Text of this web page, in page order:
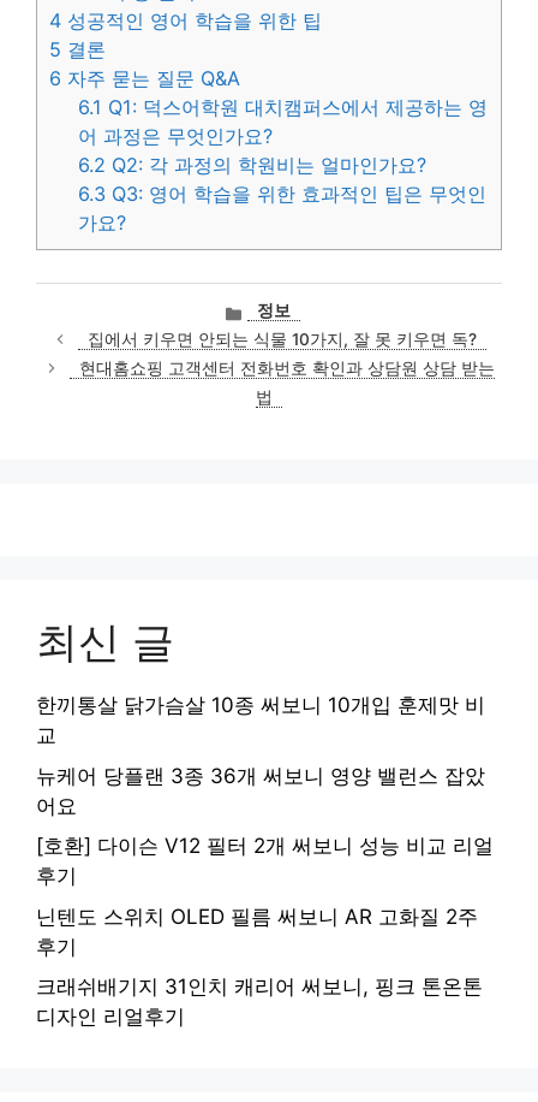
4 성공적인 영어 학습을 위한 팁
5 결론
6 자주 묻는 질문 Q&A
6.1 Q1: 덕스어학원 대치캠퍼스에서 제공하는 영
어 과정은 무엇인가요?
6.2 Q2: 각 과정의 학원비는 얼마인가요?
6.3 Q3: 영어 학습을 위한 효과적인 팁은 무엇인
가요?
카
테
고
리
정보
집에서 키우면 안되는 식물 10가지, 잘 못 키우면 독?
현대홈쇼핑 고객센터 전화번호 확인과 상담원 상담 받는
법
최신 글
한끼통살 닭가슴살 10종 써보니 10개입 훈제맛 비
교
뉴케어 당플랜 3종 36개 써보니 영양 밸런스 잡았
어요
[호환] 다이슨 V12 필터 2개 써보니 성능 비교 리얼
후기
닌텐도 스위치 OLED 필름 써보니 AR 고화질 2주
후기
크래쉬배기지 31인치 캐리어 써보니, 핑크 톤온톤
디자인 리얼후기